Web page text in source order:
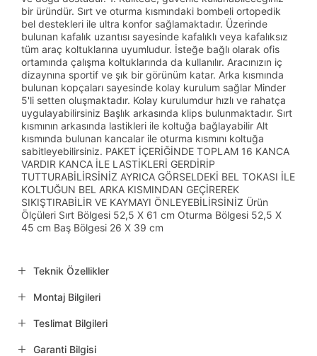
bir üründür. Sırt ve oturma kısmındaki bombeli ortopedik
bel destekleri ile ultra konfor sağlamaktadır. Üzerinde
bulunan kafalık uzantısı sayesinde kafalıklı veya kafalıksız
tüm araç koltuklarına uyumludur. İsteğe bağlı olarak ofis
ortamında çalışma koltuklarında da kullanılır. Aracınızın iç
dizaynına sportif ve şık bir görünüm katar. Arka kısmında
bulunan kopçaları sayesinde kolay kurulum sağlar Minder
5'li setten oluşmaktadır. Kolay kurulumdur hızlı ve rahatça
uygulayabilirsiniz Başlık arkasında klips bulunmaktadır. Sırt
kısmının arkasında lastikleri ile koltuğa bağlayabilir Alt
kısmında bulunan kancalar ile oturma kısmını koltuğa
sabitleyebilirsiniz. PAKET İÇERİĞİNDE TOPLAM 16 KANCA
VARDIR KANCA İLE LASTİKLERİ GERDİRİP
TUTTURABİLİRSİNİZ AYRICA GÖRSELDEKİ BEL TOKASI İLE
KOLTUĞUN BEL ARKA KISMINDAN GEÇİREREK
SIKIŞTIRABİLİR VE KAYMAYI ÖNLEYEBİLİRSİNİZ Ürün
Ölçüleri Sırt Bölgesi 52,5 X 61 cm Oturma Bölgesi 52,5 X
45 cm Baş Bölgesi 26 X 39 cm
Teknik Özellikler
Montaj Bilgileri
Teslimat Bilgileri
Garanti Bilgisi